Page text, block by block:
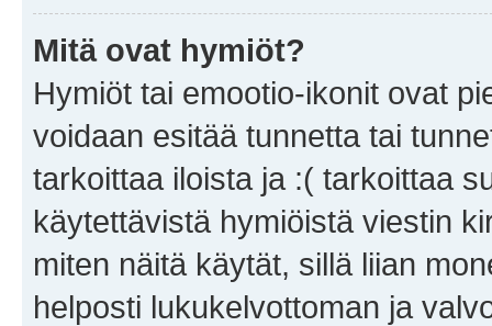
Mitä ovat hymiöt?
Hymiöt tai emootio-ikonit ovat
voidaan esitää tunnetta tai
tarkoittaa iloista ja :( tarkoittaa
käytettävistä hymiöistä viestin
miten näitä käytät, sillä liian
helposti lukukelvottoman ja